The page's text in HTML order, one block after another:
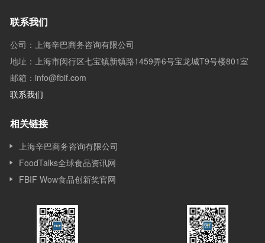
联系我们
公司：上海辛巴商务咨询有限公司
地址：上海市闵行区七宝镇新镇路1459弄6号宝龙城T9号楼801室
邮箱：info@fbif.com
联系我们
相关链接
上海辛巴商务咨询有限公司
FoodTalks全球食品资讯网
FBIF Wow食品创新奖官网